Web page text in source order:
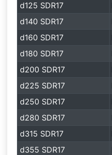
d125 SDR17
d140 SDR17
d160 SDR17
d180 SDR17
d200 SDR17
d225 SDR17
d250 SDR17
d280 SDR17
d315 SDR17
d355 SDR17